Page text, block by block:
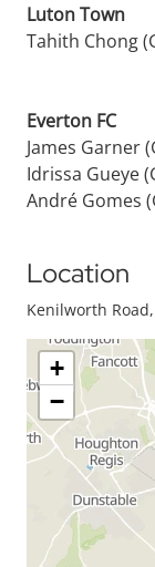
Luton Town
Tahith Chong
Everton FC
James Garner
Idrissa Gueye
André Gomes
Location
Kenilworth
+
−